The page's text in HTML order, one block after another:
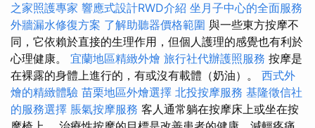
之家照護專家 響應式設計RWD介紹 坐月子中心的全面服務
外牆漏水修復方案 了解助聽器價格範圍 與一些東方按摩不
同，它依賴於直接的生理作用，但個人護理的感覺也有利於
心理健康。 宜蘭地區精緻外燴 旅行社代辦護照服務 按摩是
在裸露的身體上進行的，有或沒有載體（奶油）。 西式外
燴的精緻體驗 苗栗地區外燴選擇 北投按摩服務 基隆徵信社
的服務選擇 脹氣按摩服務 客人通常躺在按摩床上或坐在按